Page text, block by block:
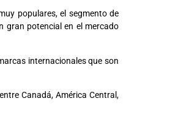
populares, el segmento de
gran potencial en el mercado
internacionales que son
Canadá, América Central,